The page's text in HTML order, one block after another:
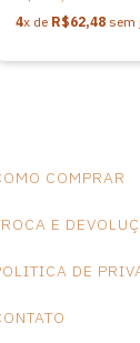
4x de R$62,48 sem
COMPRAR
E
DE